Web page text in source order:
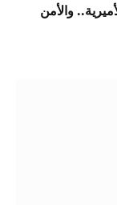
والأمن